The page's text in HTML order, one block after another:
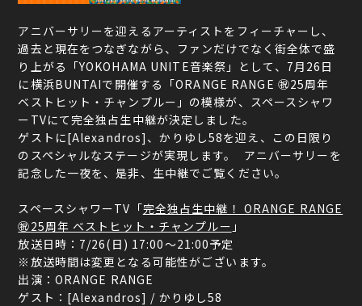
アニバーサリーを迎えるアーティストをフィーチャーし、
過去と現在をつなぎながら、ファンだけでなく街全体で盛
り上がる「YOKOHAMA UNITE音楽祭」として、7月26日
に横浜BUNTAIで開催する「ORANGE RANGE ㊗25周年
ベストヒット・チャンプルー」の模様が、スペースシャワ
ーTVにて完全独占生中継が決定しました。
ゲストに[Alexandros]、かりゆし58を迎え、この日限り
のスペシャルなステージが実現します。 アニバーサリーを
記念した一夜を、是非、生中継でご覧ください。
スペースシャワーTV「完全独占生中継！ ORANGE RANGE
㊗25周年 ベストヒット・チャンプルー 」
放送日時：7/26(日) 17:00〜21:00予定
※放送時間は変更となる可能性がございます。
出演：ORANGE RANGE
ゲスト：[Alexandros] / かりゆし58